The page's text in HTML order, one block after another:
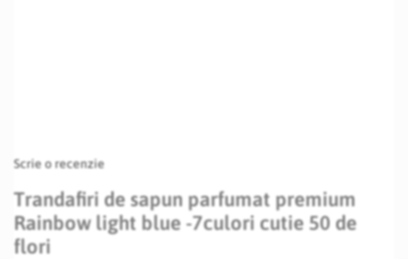
Scrie o recenzie
Trandafiri de sapun parfumat premium
Rainbow light blue -7culori cutie 50 de
flori